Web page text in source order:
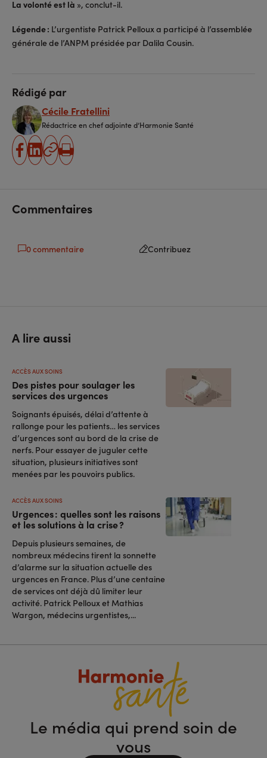
La volonté est là », conclut-il.
Légende : L’urgentiste Patrick Pelloux a participé à l’assemblée
générale de l’ANPM présidée par Dalila Cousin.
Rédigé par
Cécile Fratellini
Rédactrice en chef adjointe d’Harmonie Santé
partager
partager
Copier
Imprimer
Commentaires
0 commentaire Contribuez
A lire aussi
Des pistes pour soulager les
services des urgences
ACCÈS AUX SOINS
Soignants épuisés, délai d’attente à
rallonge pour les patients… les services
d’urgences sont au bord de la crise de
nerfs. Pour essayer de juguler cette
situation, plusieurs initiatives sont
menées par les pouvoirs publics.
Urgences : quelles sont les raisons
et les solutions à la crise ?
ACCÈS AUX SOINS
Depuis plusieurs semaines, de
nombreux médecins tirent la sonnette
d’alarme sur la situation actuelle des
urgences en France. Plus d’une centaine
de services ont déjà dû limiter leur
activité. Patrick Pelloux et Mathias
Wargon, médecins urgentistes,...
Le média qui prend soin de
vous